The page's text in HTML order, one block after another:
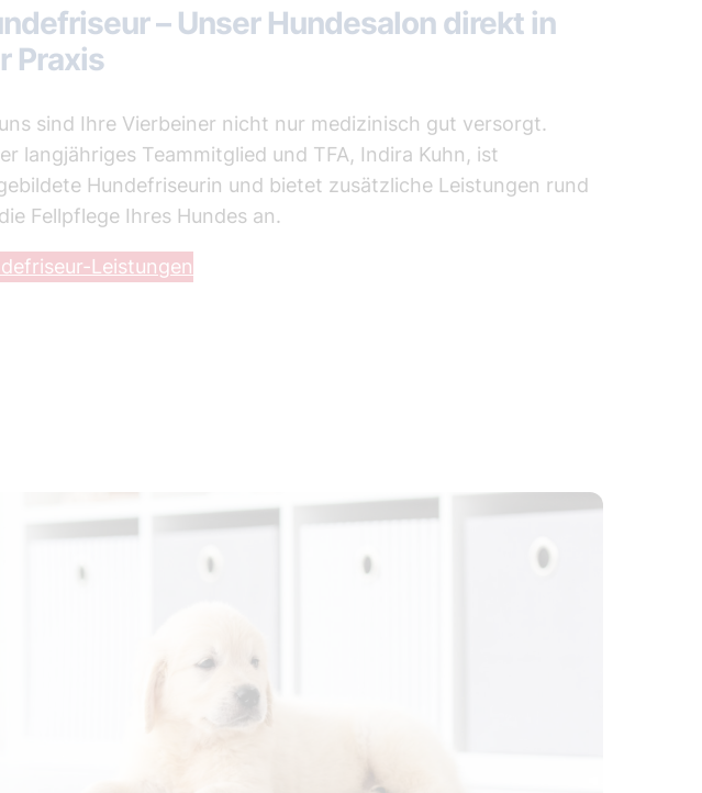
– Unser Hundesalon direkt in
Praxis
sind Ihre Vierbeiner nicht nur medizinisch gut versorgt.
langjähriges Teammitglied und TFA, Indira Kuhn, ist
Hundefriseurin und bietet zusätzliche Leistungen rund
Fellpflege Ihres Hundes an.
Leistungen